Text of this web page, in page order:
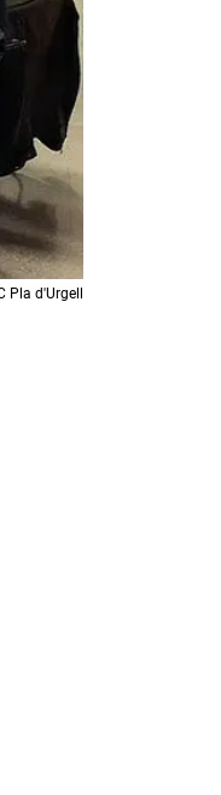
Pla d'Urgell